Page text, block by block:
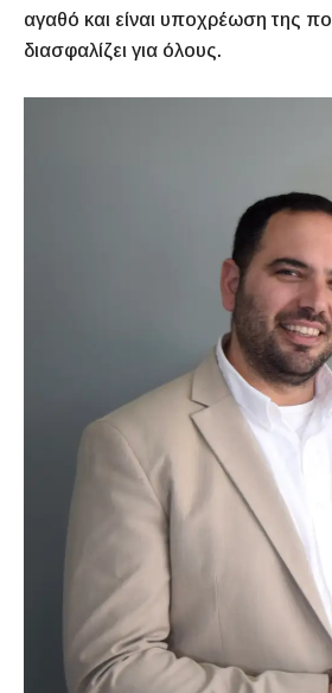
αγαθό και είναι υποχρέωση της
διασφαλίζει για όλους.